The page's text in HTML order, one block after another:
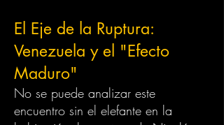
El Eje de la Ruptura:
Venezuela y el "Efecto
Maduro"
No se puede analizar este
encuentro sin el elefante en la